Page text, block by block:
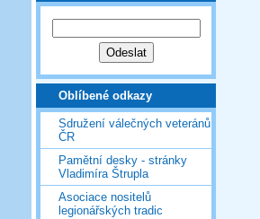
Oblíbené odkazy
Sdružení válečných veteránů
ČR
Pamětní desky - stránky
Vladimíra Štrupla
Asociace nositelů
legionářských tradic